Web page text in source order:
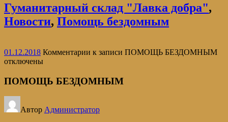
Гуманитарный склад "Лавка добра",
Новости, Помощь бездомным
01.12.2018 Комментарии к записи ПОМОЩЬ БЕЗДОМНЫМ
отключены
ПОМОЩЬ БЕЗДОМНЫМ
Автор Администратор